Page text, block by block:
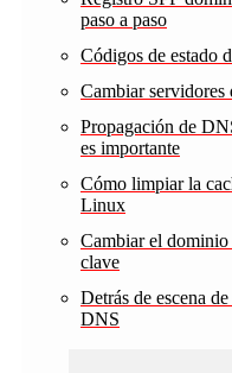
paso a paso
Códigos de estado
Cambiar servidores
Propagación de
es importante
Cómo limpiar la
Linux
Cambiar el dominio
clave
Detrás de escena
DNS